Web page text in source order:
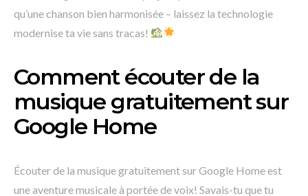
qu’une chanson bien harmonisée – laissez la technologie
modernise ta vie sans tracas!
Comment écouter de la
musique gratuitement sur
Google Home
Écouter de la musique gratuitement sur Google Home est
une aventure musicale à portée de voix! Savais-tu que tu